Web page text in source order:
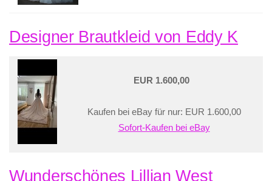
Designer Brautkleid von Eddy K
EUR 1.600,00
Kaufen bei eBay für nur: EUR 1.600,00
Sofort-Kaufen bei eBay
Wunderschönes Lillian West